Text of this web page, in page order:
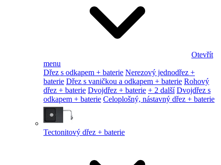
Otevřít
menu
Dřez s odkapem + baterie Nerezový jednodřez +
baterie Dřez s vaničkou a odkapem + baterie Rohový
dřez + baterie Dvojdřez + baterie + 2 další Dvojdřez s
odkapem + baterie Celoplošný, nástavný dřez + baterie
Tectonitový dřez + baterie